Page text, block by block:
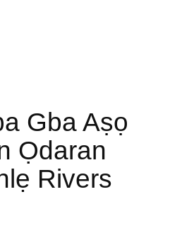
Gba Aṣọ
Ọdaran
Rivers